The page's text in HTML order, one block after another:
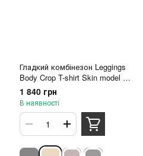
Гладкий комбінезон Leggings
Body Crop T-shirt Skin model 76
Crema (слонова кістка) - S
1 840 грн
В наявності